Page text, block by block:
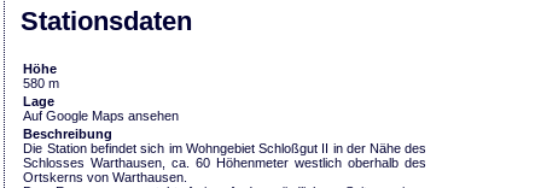
Stationsdaten
Höhe
580 m
Lage
Auf Google Maps ansehen
Beschreibung
Die Station befindet sich im Wohngebiet Schloßgut II in der Nähe des
Schlosses Warthausen, ca. 60 Höhenmeter westlich oberhalb des
Ortskerns von Warthausen.